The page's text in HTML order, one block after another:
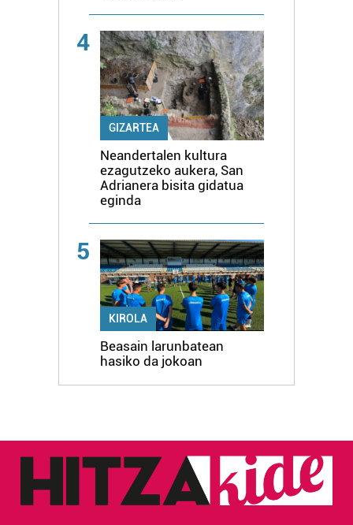
4
GIZARTEA
Neandertalen kultura
ezagutzeko aukera, San
Adrianera bisita gidatua
eginda
5
KIROLA
Beasain larunbatean
hasiko da jokoan